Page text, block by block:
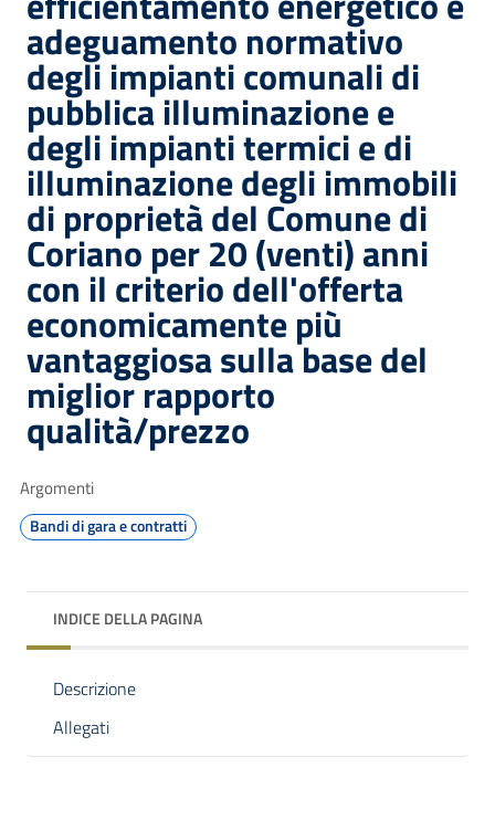
adeguamento normativo
degli impianti comunali di
pubblica illuminazione e
degli impianti termici e di
illuminazione degli immobili
di proprietà del Comune di
Coriano per 20 (venti) anni
con il criterio dell'offerta
economicamente più
vantaggiosa sulla base del
miglior rapporto
qualità/prezzo
Argomenti
Bandi di gara e contratti
INDICE DELLA PAGINA
Descrizione
Allegati